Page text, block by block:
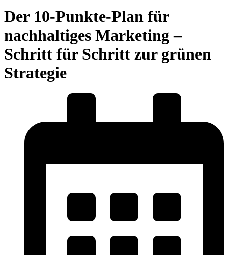
Der 10-Punkte-Plan für
nachhaltiges Marketing –
Schritt für Schritt zur grünen
Strategie